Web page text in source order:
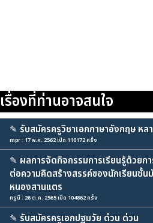
เรื่องที่ท่านอาจสนใจ
✎ รับสมัครครูวิชาเอกภาษาอังกฤษ หล
mpr : 17 พ.ค. 2562 เปิด 110172 ครั้ง
✎ ผลการจัดกิจกรรมการเรียนรู้ด้วย
ต่อความคิดสร้างสรรค์ของนักเรียนชั้น
หนองสานแตร
ครูนิ : 26 ต.ค. 2565 เปิด 104862 ครั้ง
✎ รับสมัครครูเอกปฐมวัย ด่วน ด่วน